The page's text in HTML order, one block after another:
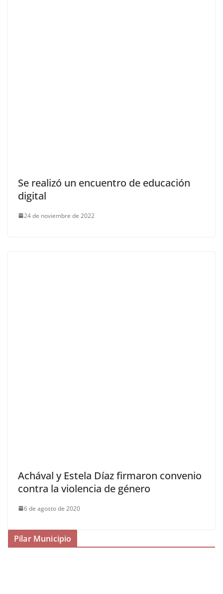
Se realizó un encuentro de educación
digital
24 de noviembre de 2022
Achával y Estela Díaz firmaron convenio
contra la violencia de género
6 de agosto de 2020
Pilar Municipio